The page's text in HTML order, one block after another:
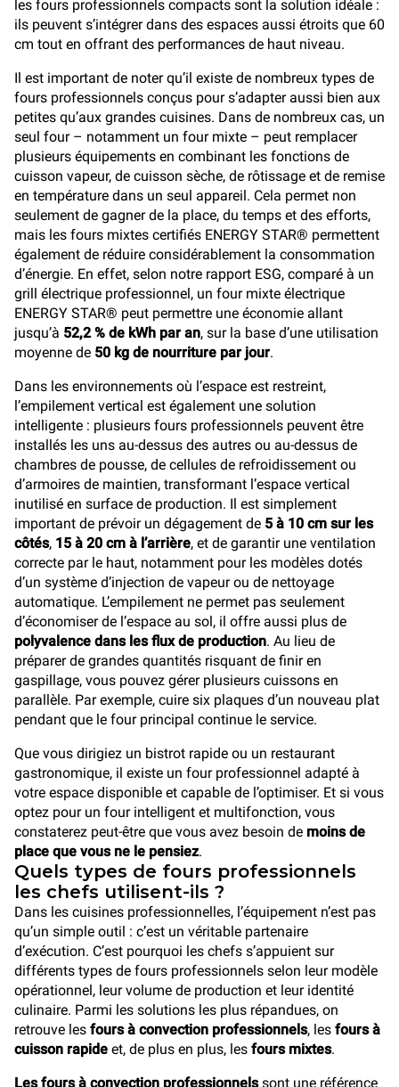
les fours professionnels compacts sont la solution idéale :
ils peuvent s’intégrer dans des espaces aussi étroits que 60
cm tout en offrant des performances de haut niveau.
Il est important de noter qu’il existe de nombreux types de
fours professionnels conçus pour s’adapter aussi bien aux
petites qu’aux grandes cuisines. Dans de nombreux cas, un
seul four – notamment un four mixte – peut remplacer
plusieurs équipements en combinant les fonctions de
cuisson vapeur, de cuisson sèche, de rôtissage et de remise
en température dans un seul appareil. Cela permet non
seulement de gagner de la place, du temps et des efforts,
mais les fours mixtes certifiés ENERGY STAR® permettent
également de réduire considérablement la consommation
d’énergie. En effet, selon notre rapport ESG, comparé à un
grill électrique professionnel, un four mixte électrique
ENERGY STAR® peut permettre une économie allant
jusqu’à 52,2 % de kWh par an, sur la base d’une utilisation
moyenne de 50 kg de nourriture par jour.
Dans les environnements où l’espace est restreint,
l’empilement vertical est également une solution
intelligente : plusieurs fours professionnels peuvent être
installés les uns au-dessus des autres ou au-dessus de
chambres de pousse, de cellules de refroidissement ou
d’armoires de maintien, transformant l’espace vertical
inutilisé en surface de production. Il est simplement
important de prévoir un dégagement de 5 à 10 cm sur les
côtés, 15 à 20 cm à l’arrière, et de garantir une ventilation
correcte par le haut, notamment pour les modèles dotés
d’un système d’injection de vapeur ou de nettoyage
automatique. L’empilement ne permet pas seulement
d’économiser de l’espace au sol, il offre aussi plus de
polyvalence dans les flux de production. Au lieu de
préparer de grandes quantités risquant de finir en
gaspillage, vous pouvez gérer plusieurs cuissons en
parallèle. Par exemple, cuire six plaques d’un nouveau plat
pendant que le four principal continue le service.
Que vous dirigiez un bistrot rapide ou un restaurant
gastronomique, il existe un four professionnel adapté à
votre espace disponible et capable de l’optimiser. Et si vous
optez pour un four intelligent et multifonction, vous
constaterez peut-être que vous avez besoin de moins de
place que vous ne le pensiez.
Quels types de fours professionnels
les chefs utilisent-ils ?
Dans les cuisines professionnelles, l’équipement n’est pas
qu’un simple outil : c’est un véritable partenaire
d’exécution. C’est pourquoi les chefs s’appuient sur
différents types de fours professionnels selon leur modèle
opérationnel, leur volume de production et leur identité
culinaire. Parmi les solutions les plus répandues, on
retrouve les fours à convection professionnels, les fours à
cuisson rapide et, de plus en plus, les fours mixtes.
Les fours à convection professionnelssont une référence